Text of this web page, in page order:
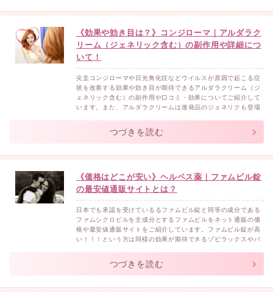
《効果や効き目は？》コンジローマ｜アルダラク
リーム（ジェネリック含む）の副作用や詳細につ
いて！
尖圭コンジローマや日光角化症などウイルスが原因で起こる症
状を改善する効果や効き目が期待できるアルダラクリーム（ジ
ェネリック含む）の副作用や口コミ・効果についてご紹介して
います。また、アルダラクリームは後発品のジェネリクも登場
ムジェネリックをお勧めします。口コミ一覧：アルダラクリー
ム5％口コミ一覧：アルダラクリームジェネリックアルダラク
つづきを読む
《価格はどこが安い》ヘルペス薬｜ファムビル錠
の最安値通販サイトとは？
日本でも承認を受けているるファムビル錠と同等の成分である
ファムシクロビルを主成分とするファムビルをネット通販の価
格や最安値通販サイトをご紹介しています。ファムビル錠が高
い！！！という方は同様の効果が期待できるゾビラックスやバ
スやバルトレックスの価格や効果について！ファムビル錠の効
果単純疱疹帯状疱疹ヘルペス上記の症状の原因であるウイルス
つづきを読む